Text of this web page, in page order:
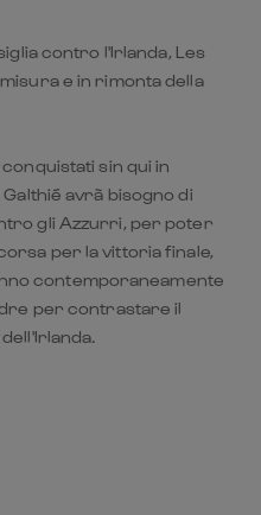
contro l'Irlanda, Les
e in rimonta della
sin qui in
avrà bisogno di
gli Azzurri, per poter
per la vittoria finale,
contemporaneamente
per contrastare il